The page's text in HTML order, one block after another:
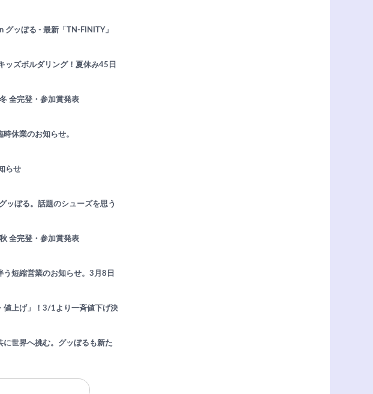
グッぼる - 最新「TN-FINITY」
ッズボルダリング！夏休み45日
全完登・参加賞発表
休業のお知らせ。
らせ
ッぼる。話題のシューズを思う
全完登・参加賞発表
う短縮営業のお知らせ。3月8日
値上げ」！3/1より一斉値下げ決
に世界へ挑む。グッぼるも新た